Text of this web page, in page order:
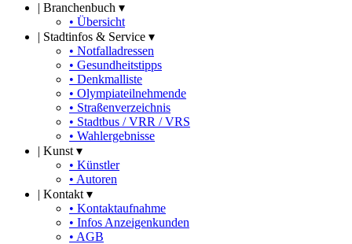
| Branchenbuch ▾
• Übersicht
| Stadtinfos & Service ▾
• Notfalladressen
• Gesundheitstipps
• Denkmalliste
• Olympiateilnehmende
• Straßenverzeichnis
• Stadtbus / VRR / VRS
• Wahlergebnisse
| Kunst ▾
• Künstler
• Autoren
| Kontakt ▾
• Kontaktaufnahme
• Infos Anzeigenkunden
• AGB